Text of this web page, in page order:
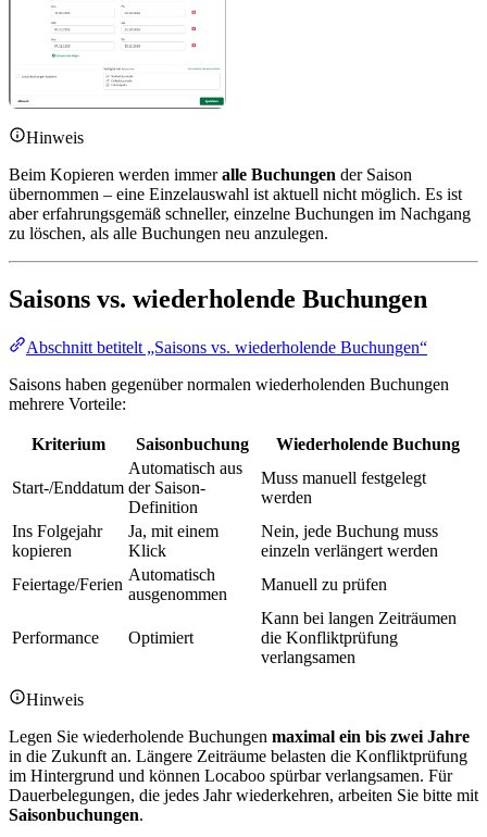
Hinweis
Beim Kopieren werden immeralle Buchungen der Saison
übernommen – eine Einzelauswahl ist aktuell nicht möglich. Es ist
aber erfahrungsgemäß schneller, einzelne Buchungen im Nachgang
zu löschen, als alle Buchungen neu anzulegen.
Saisons vs. wiederholende Buchungen
Abschnitt betitelt „Saisons vs. wiederholende Buchungen“
Saisons haben gegenüber normalen wiederholenden Buchungen
mehrere Vorteile:
Kriterium Saisonbuchung Wiederholende Buchung
Start-/Enddatum
Automatisch aus
der Saison-
Definition
Muss manuell festgelegt
werden
Ins Folgejahr
kopieren
Ja, mit einem
Klick
Nein, jede Buchung muss
einzeln verlängert werden
Feiertage/Ferien
Automatisch
ausgenommen
Manuell zu prüfen
Performance Optimiert
Kann bei langen Zeiträumen
die Konfliktprüfung
verlangsamen
Hinweis
Legen Sie wiederholende Buchungen maximal ein bis zwei Jahre
in die Zukunft an. Längere Zeiträume belasten die Konfliktprüfung
im Hintergrund und können Locaboo spürbar verlangsamen. Für
Dauerbelegungen, die jedes Jahr wiederkehren, arbeiten Sie bitte mit
Saisonbuchungen.